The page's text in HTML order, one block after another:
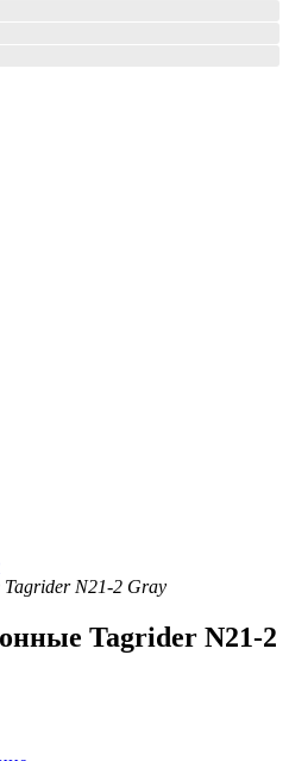
Tagrider N21-2 Gray
Tagrider N21-2